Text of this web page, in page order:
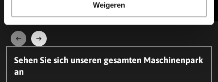
WeigerenWeiterlesen
Sehen Sie sich unseren gesamten Maschinenpark
an
Weiter Zurück